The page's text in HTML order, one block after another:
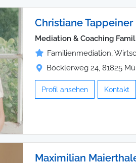
Christiane Tappeiner
Mediation & Coaching
Familienmediation,
Böcklerweg 24, 81825
Profil ansehen Kontakt
Maximilian